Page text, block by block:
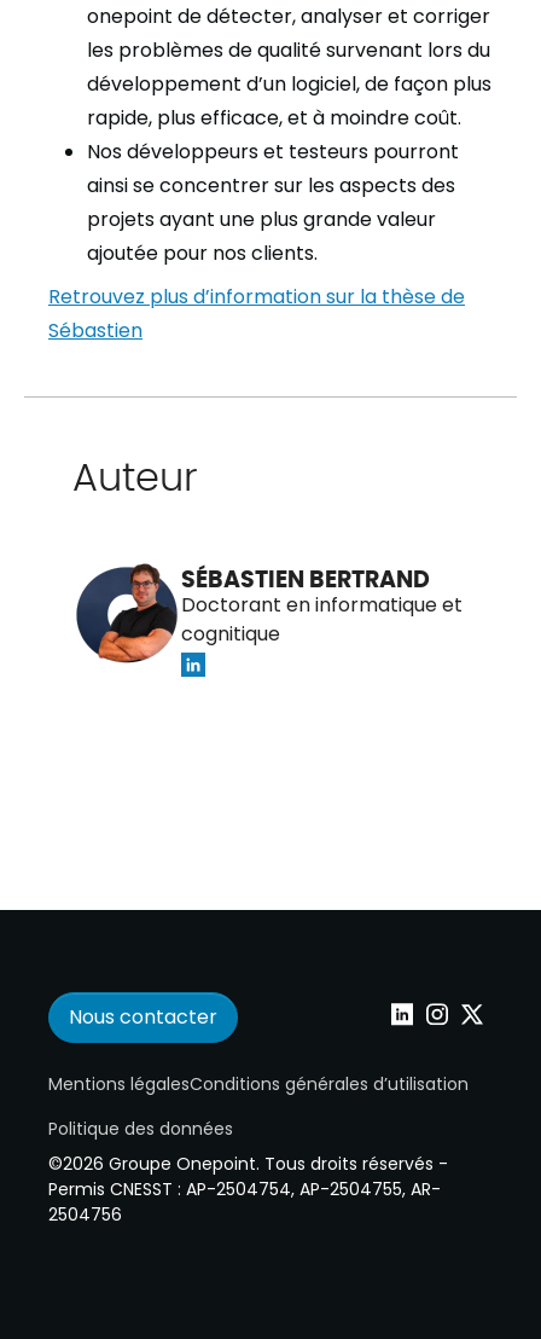
onepoint de détecter, analyser et corriger
les problèmes de qualité survenant lors du
développement d’un logiciel, de façon plus
rapide, plus efficace, et à moindre coût.
Nos développeurs et testeurs pourront
ainsi se concentrer sur les aspects des
projets ayant une plus grande valeur
ajoutée pour nos clients.
Retrouvez plus d’information sur la thèse de
Sébastien
Auteur
SÉBASTIEN BERTRAND
Doctorant en informatique et
cognitique
Nous contacter Wepoint sur
Wepoint sur
Wepoint
Mentions légalesConditions générales d’utilisation
Politique des données
©2026 Groupe Onepoint. Tous droits réservés -
Permis CNESST : AP-2504754, AP-2504755, AR-
2504756